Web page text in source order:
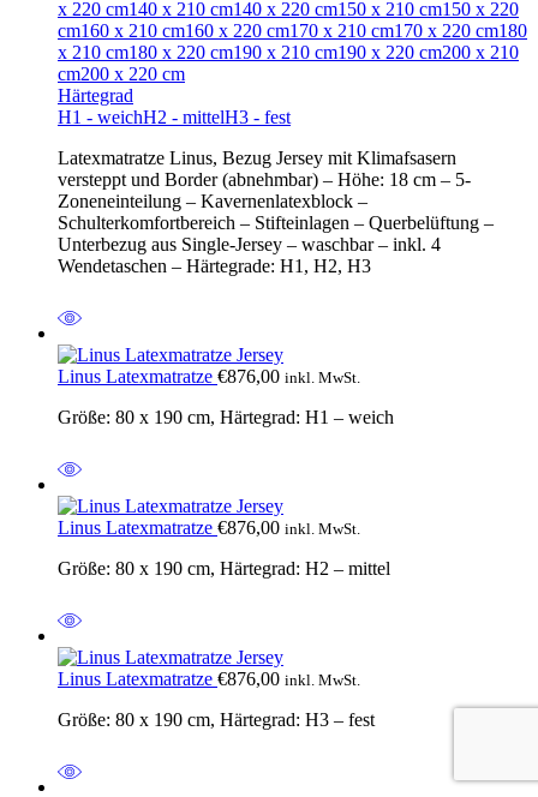
x 220 cm140 x 210 cm140 x 220 cm150 x 210 cm150 x 220
cm160 x 210 cm160 x 220 cm170 x 210 cm170 x 220 cm180
x 210 cm180 x 220 cm190 x 210 cm190 x 220 cm200 x 210
cm200 x 220 cm
Härtegrad
H1 - weichH2 - mittelH3 - fest
Latexmatratze Linus, Bezug Jersey mit Klimafsasern
versteppt und Border (abnehmbar) – Höhe: 18 cm – 5-
Zoneneinteilung – Kavernenlatexblock –
Schulterkomfortbereich – Stifteinlagen – Querbelüftung –
Unterbezug aus Single-Jersey – waschbar – inkl. 4
Wendetaschen – Härtegrade: H1, H2, H3
Linus Latexmatratze €876,00 inkl. MwSt.
Größe: 80 x 190 cm, Härtegrad: H1 – weich
Linus Latexmatratze €876,00 inkl. MwSt.
Größe: 80 x 190 cm, Härtegrad: H2 – mittel
Linus Latexmatratze €876,00 inkl. MwSt.
Größe: 80 x 190 cm, Härtegrad: H3 – fest